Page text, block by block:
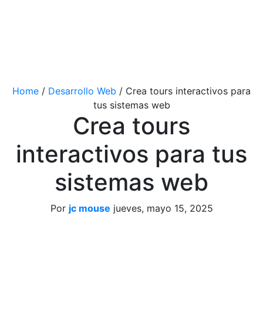
Home / Desarrollo Web / Crea tours interactivos para
tus sistemas web
Crea tours
interactivos para tus
sistemas web
Por jc mouse jueves, mayo 15, 2025